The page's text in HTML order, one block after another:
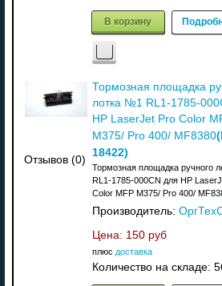
В корзину
Отзывов (0)
Тормозная площадка
лотка №1 RL1-1785-
HP LaserJet Pro Color
M375/ Pro 400/ MF8380
18422)
Тормозная площадка ручного
RL1-1785-000CN для HP
Color MFP M375/ Pro 400/
Производитель:
Цена: 150 руб
плюс доставка
Количество на складе: